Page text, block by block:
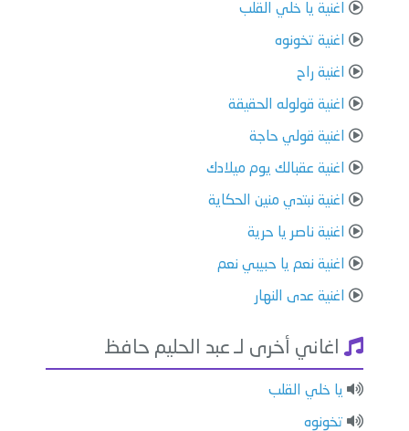
اغنية يا خلي القلب
اغنية تخونوه
اغنية راح
اغنية قولوله الحقيقة
اغنية قولي حاجة
اغنية عقبالك يوم ميلادك
اغنية نبتدي منين الحكاية
اغنية ناصر يا حرية
اغنية نعم يا حبيبي نعم
اغنية عدى النهار
اغاني أخرى لـ عبد الحليم حافظ
يا خلي القلب
تخونوه